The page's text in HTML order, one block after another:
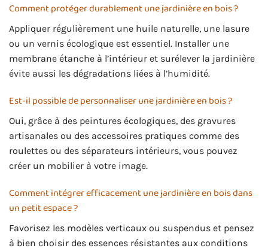
Comment protéger durablement une jardinière en bois ?
Appliquer régulièrement une huile naturelle, une lasure
ou un vernis écologique est essentiel. Installer une
membrane étanche à l’intérieur et surélever la jardinière
évite aussi les dégradations liées à l’humidité.
Est-il possible de personnaliser une jardinière en bois ?
Oui, grâce à des peintures écologiques, des gravures
artisanales ou des accessoires pratiques comme des
roulettes ou des séparateurs intérieurs, vous pouvez
créer un mobilier à votre image.
Comment intégrer efficacement une jardinière en bois dans
un petit espace ?
Favorisez les modèles verticaux ou suspendus et pensez
à bien choisir des essences résistantes aux conditions